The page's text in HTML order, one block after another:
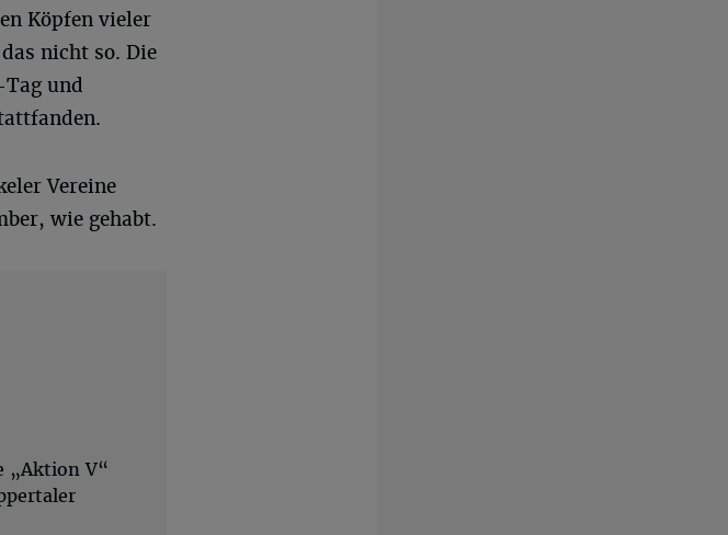
Köpfen vieler
nicht so. Die
und
Vereine
wie gehabt.
„Aktion V“